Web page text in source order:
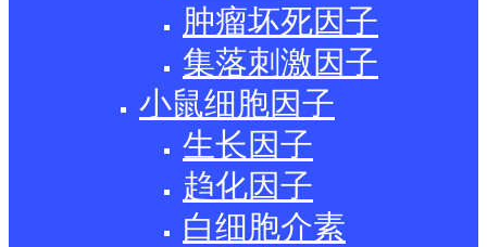
肿瘤坏死因子
集落刺激因子
小鼠细胞因子
生长因子
趋化因子
白细胞介素